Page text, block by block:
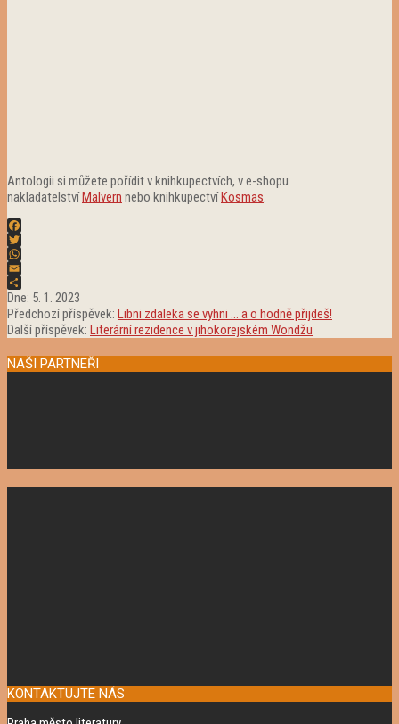
Antologii si můžete pořídit v knihkupectvích, v e-shopu
nakladatelství Malvern nebo knihkupectví Kosmas.
Facebook
Twitter
WhatsApp
Email
Share
2023-
01-
05
Dne: 5. 1. 2023
Předchozí příspěvek: Libni zdaleka se vyhni … a o hodně přijdeš!
Další příspěvek: Literární rezidence v jihokorejském Wondžu
NAŠI PARTNEŘI
KONTAKTUJTE NÁS